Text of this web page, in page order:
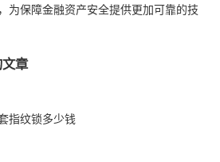
为保障金融资产安全提供更加可靠的技
章
指纹锁多少钱